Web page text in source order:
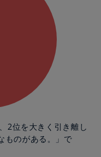
2位を大きく引き離し
ものがある。」で